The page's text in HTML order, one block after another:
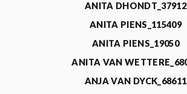
ANITA DHONDT_37912
ANITA PIENS_115409
ANITA PIENS_19050
ANITA VAN
ANJA VAN DYCK_68611